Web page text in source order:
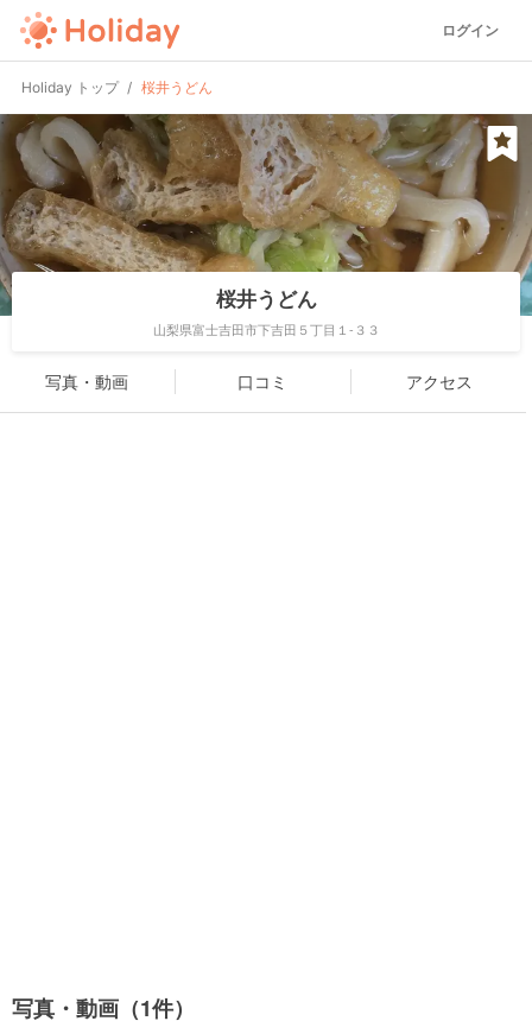
ログイン
Holiday トップ 桜井うどん
桜井うどん
山梨県富士吉田市下吉田５丁目１-３３
写真・動画 口コミ アクセス
写真・動画（1件）